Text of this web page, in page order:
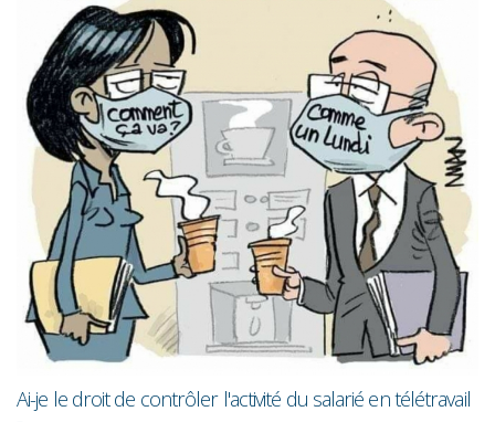
du salarié en télétravail
Les femmes gagnent toujours en
moins que les hommes